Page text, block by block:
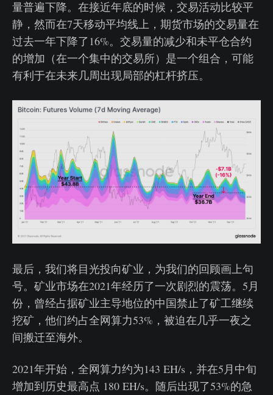
量普遍下降。在接近年底的时候，交易活动比较平
静，然而在7天移动平均线上，期货市场的交易量在
过去一年下降了16%。交易量的减少和未平仓合约
的增加（在一个集中的交易所）是一个组合，可能
有利于在未来几周出现局部的杠杆挤压。
最后，我们将目光投向矿业，为我们的回顾画上句
号。矿业市场在2021年经历了一次剧烈的震荡。5月
份，曾经占据矿业主导地位的中国禁止了矿工继续
挖矿，他们约占全网算力53%，被迫在几乎一夜之
间搬迁至海外。
2021年开始，全网算力约为143 EH/s，并在5月中旬
增加到历史最高点 180 EH/s。随后出现了53%的急